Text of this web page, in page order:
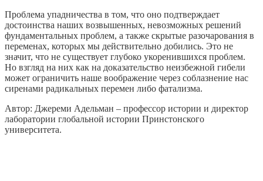
Проблема упадничества в том, что оно подтверждает
достоинства наших возвышенных, невозможных решений
фундаментальных проблем, а также скрытые разочарования в
переменах, которых мы действительно добились. Это не
значит, что не существует глубоко укоренившихся проблем.
Но взгляд на них как на доказательство неизбежной гибели
может ограничить наше воображение через соблазнение нас
сиренами радикальных перемен либо фатализма.
Автор: Джереми Адельман – профессор истории и директор
лаборатории глобальной истории Принстонского
университета.